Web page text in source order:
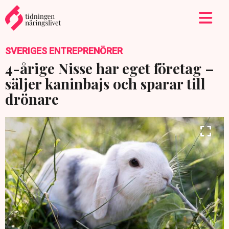
SVERIGES ENTREPRENÖRER
4-årige Nisse har eget företag –
säljer kaninbajs och sparar till
drönare